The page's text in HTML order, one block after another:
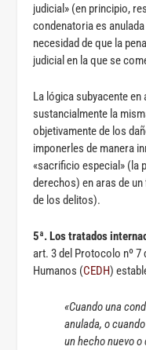
judicial» (en principio,
condenatoria es
necesidad de que la
judicial en la que se
La lógica subyacente
sustancialmente la
objetivamente de los
imponerles de manera
«sacrificio especial» (la
derechos) en aras de
de los delitos).
5ª. Los tratados
art. 3 del Protocolo nº 7
Humanos (CEDH)
«Cuando una
anulada, o
un hecho nuevo